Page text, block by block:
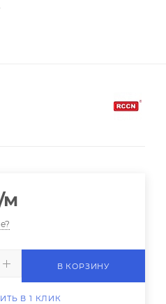
м
В КОРЗИНУ
В 1 КЛИК